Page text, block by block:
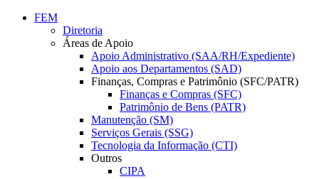
Conteúdo principal
FEM
Diretoria
Áreas de Apoio
Apoio Administrativo (SAA/RH/Expediente)
Apoio aos Departamentos (SAD)
Finanças, Compras e Patrimônio (SFC/PATR)
Finanças e Compras (SFC)
Patrimônio de Bens (PATR)
Manutenção (SM)
Serviços Gerais (SSG)
Tecnologia da Informação (CTI)
Outros
CIPA